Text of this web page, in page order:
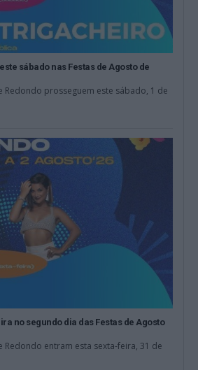
sábado nas Festas de Agosto de
Redondo prosseguem este sábado, 1 de
no segundo dia das Festas de Agosto
Redondo entram esta sexta-feira, 31 de